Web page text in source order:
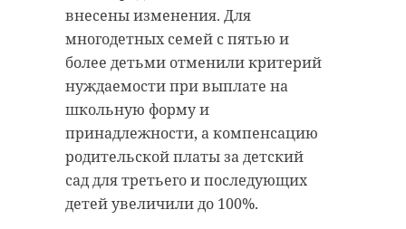
внесены изменения. Для
многодетных семей с пятью и
более детьми отменили критерий
нуждаемости при выплате на
школьную форму и
принадлежности, а компенсацию
родительской платы за детский
сад для третьего и последующих
детей увеличили до 100%.
Сланцевском ...
19 декабря 2022, 09:16 27 октября 2023, 18:54